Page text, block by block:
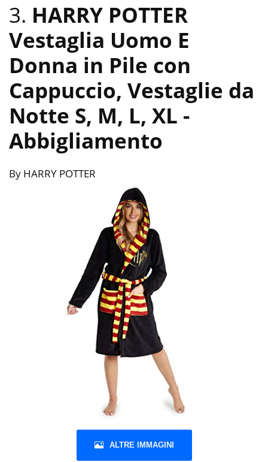
3. HARRY POTTER
Vestaglia Uomo E
Donna in Pile con
Cappuccio, Vestaglie da
Notte S, M, L, XL -
Abbigliamento
By HARRY POTTER
ALTRE IMMAGINI